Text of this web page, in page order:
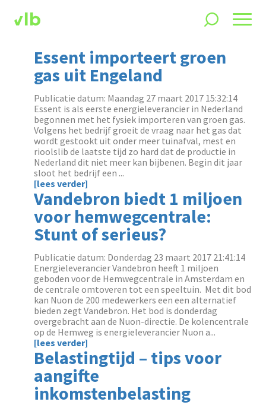
Essent importeert groen
gas uit Engeland
Publicatie datum: Maandag 27 maart 2017 15:32:14
Essent is als eerste energieleverancier in Nederland
begonnen met het fysiek importeren van groen gas.
Volgens het bedrijf groeit de vraag naar het gas dat
wordt gestookt uit onder meer tuinafval, mest en
rioolslib de laatste tijd zo hard dat de productie in
Nederland dit niet meer kan bijbenen. Begin dit jaar
sloot het bedrijf een ...
[lees verder]
Vandebron biedt 1 miljoen
voor hemwegcentrale:
Stunt of serieus?
Publicatie datum: Donderdag 23 maart 2017 21:41:14
Energieleverancier Vandebron heeft 1 miljoen
geboden voor de Hemwegcentrale in Amsterdam en
de centrale omtoveren tot een speeltuin. Met dit bod
kan Nuon de 200 medewerkers een een alternatief
bieden zegt Vandebron. Het bod is donderdag
overgebracht aan de Nuon-directie. De kolencentrale
op de Hemweg is energieleverancier Nuon a...
[lees verder]
Belastingtijd – tips voor
aangifte
inkomstenbelasting